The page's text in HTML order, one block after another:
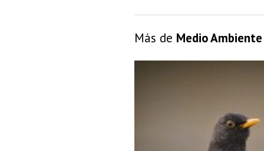
Más de Medio Ambiente